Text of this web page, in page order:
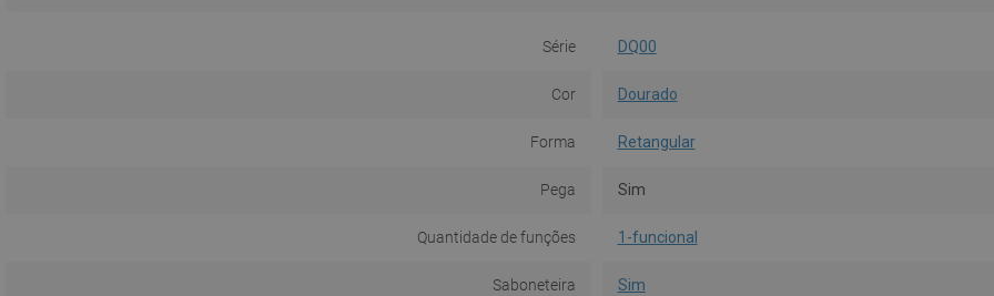
Série DQ00
Cor Dourado
Forma Retangular
Pega Sim
Quantidade de funções 1-funcional
Saboneteira Sim